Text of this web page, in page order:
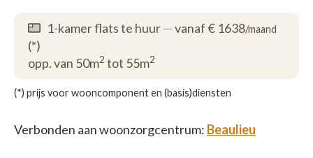
1-kamer flats te huur—vanaf € 1638/maand
(*)
opp. van 50m2 tot 55m2
(*) prijs voor wooncomponent en (basis)diensten
Verbonden aan woonzorgcentrum: Beaulieu